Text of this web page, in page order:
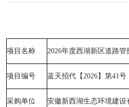
项目名称 2026年度西湖新区道路
项目编号 蓝天招代【2026】第41号
采购单位 安徽新西湖生态环境建设